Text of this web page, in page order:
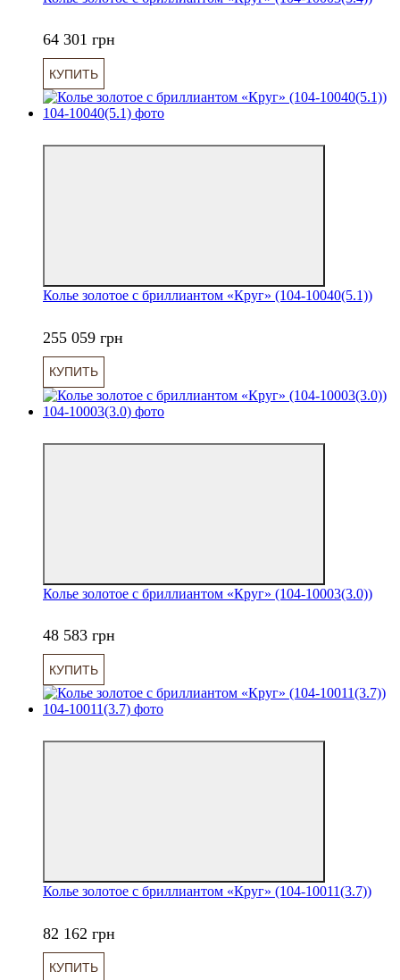
64 301 грн
КУПИТЬ
Колье золотое с бриллиантом «Круг» (104-10040(5.1))
255 059 грн
КУПИТЬ
Колье золотое с бриллиантом «Круг» (104-10003(3.0))
48 583 грн
КУПИТЬ
Колье золотое с бриллиантом «Круг» (104-10011(3.7))
82 162 грн
КУПИТЬ